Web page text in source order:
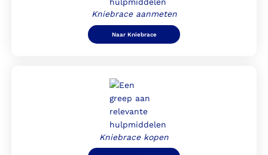
Kniebrace aanmeten
Naar Kniebrace
Kniebrace kopen